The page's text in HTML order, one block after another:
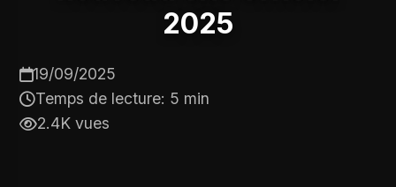
2025
19/09/2025
Temps de lecture: 5 min
2.4K vues